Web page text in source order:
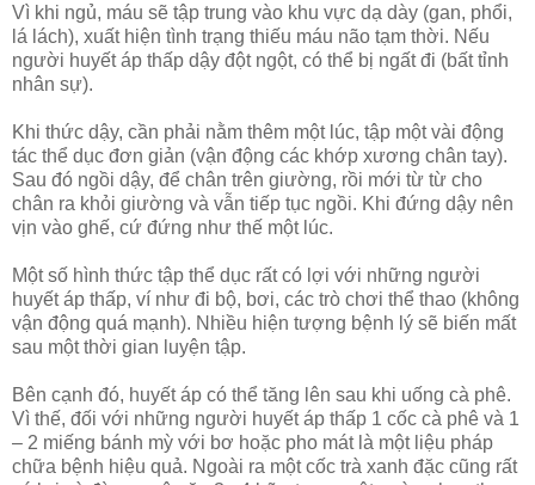
Vì khi ngủ, máu sẽ tập trung vào khu vực dạ dày (gan, phổi,
lá lách), xuất hiện tình trạng thiếu máu não tạm thời. Nếu
người huyết áp thấp dậy đột ngột, có thể bị ngất đi (bất tỉnh
nhân sự).
Khi thức dậy, cần phải nằm thêm một lúc, tập một vài động
tác thể dục đơn giản (vận động các khớp xương chân tay).
Sau đó ngồi dậy, để chân trên giường, rồi mới từ từ cho
chân ra khỏi giường và vẫn tiếp tục ngồi. Khi đứng dậy nên
vịn vào ghế, cứ đứng như thế một lúc.
Một số hình thức tập thể dục rất có lợi với những người
huyết áp thấp, ví như đi bộ, bơi, các trò chơi thể thao (không
vận động quá mạnh). Nhiều hiện tượng bệnh lý sẽ biến mất
sau một thời gian luyện tập.
Bên cạnh đó, huyết áp có thể tăng lên sau khi uống cà phê.
Vì thế, đối với những người huyết áp thấp 1 cốc cà phê và 1
– 2 miếng bánh mỳ với bơ hoặc pho mát là một liệu pháp
chữa bệnh hiệu quả. Ngoài ra một cốc trà xanh đặc cũng rất